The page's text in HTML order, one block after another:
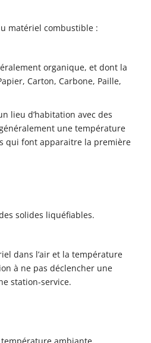
matériel combustible :
organique, et dont la
Carton, Carbone, Paille,
lieu d’habitation avec des
une température
qui font apparaitre la première
solides liquéfiables.
dans l’air et la température
à ne pas déclencher une
station-service.
ambiante.